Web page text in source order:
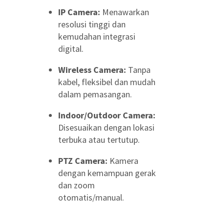
IP Camera: Menawarkan
resolusi tinggi dan
kemudahan integrasi
digital.
Wireless Camera: Tanpa
kabel, fleksibel dan mudah
dalam pemasangan.
Indoor/Outdoor Camera:
Disesuaikan dengan lokasi
terbuka atau tertutup.
PTZ Camera: Kamera
dengan kemampuan gerak
dan zoom
otomatis/manual.